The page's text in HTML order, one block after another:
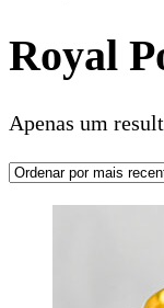
Royal
Apenas um